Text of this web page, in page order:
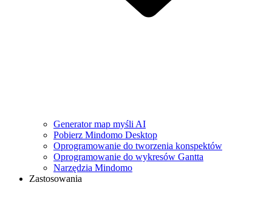
Generator map myśli AI
Pobierz Mindomo Desktop
Oprogramowanie do tworzenia konspektów
Oprogramowanie do wykresów Gantta
Narzędzia Mindomo
Zastosowania